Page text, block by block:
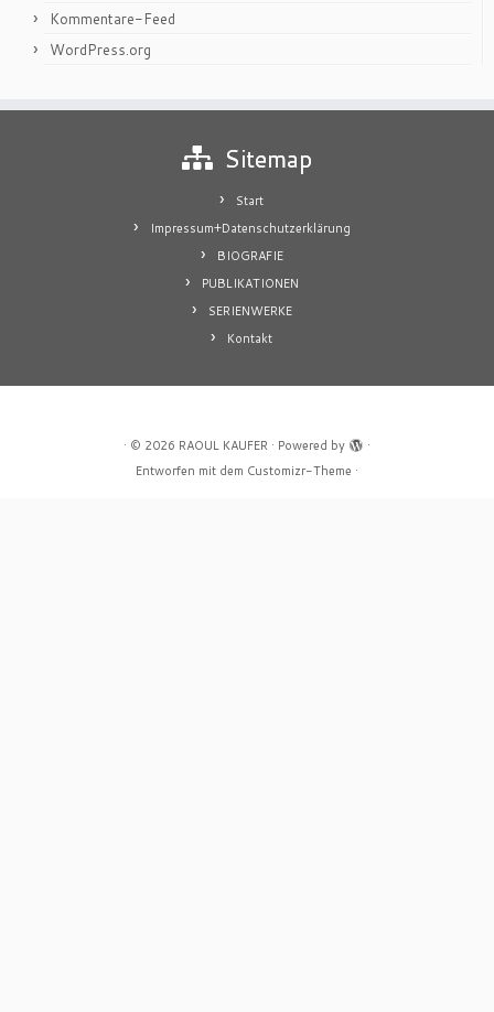
Kommentare-Feed
WordPress.org
Sitemap
Start
Impressum+Datenschutzerklärung
BIOGRAFIE
PUBLIKATIONEN
SERIENWERKE
Kontakt
· © 2026 RAOUL KAUFER · Powered by
·
Entworfen mit dem Customizr-Theme ·